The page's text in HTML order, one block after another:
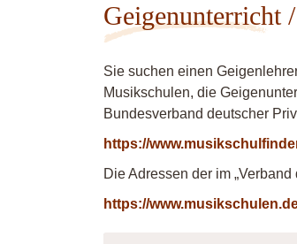
Geigenunterricht
Sie suchen einen
Musikschulen, die
Bundesverband deutscher
https://
Die Adressen der im
https://